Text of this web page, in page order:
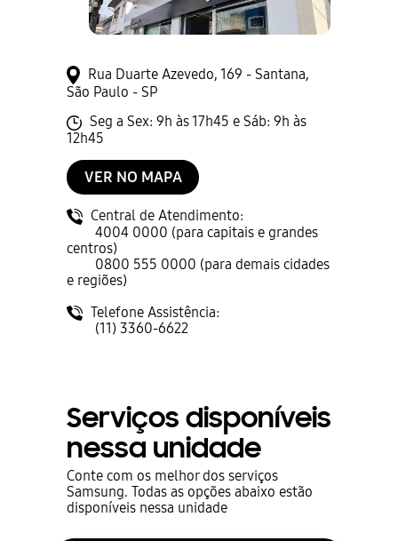
Rua Duarte Azevedo, 169 - Santana,
São Paulo - SP
Seg a Sex: 9h às 17h45 e Sáb: 9h às
12h45
VER NO MAPA
Central de Atendimento:
4004 0000 (para capitais e grandes
centros)
0800 555 0000 (para demais cidades
e regiões)
Telefone Assistência:
(11) 3360-6622
Serviços disponíveis
nessa unidade
Conte com os melhor dos serviços
Samsung. Todas as opções abaixo estão
disponíveis nessa unidade